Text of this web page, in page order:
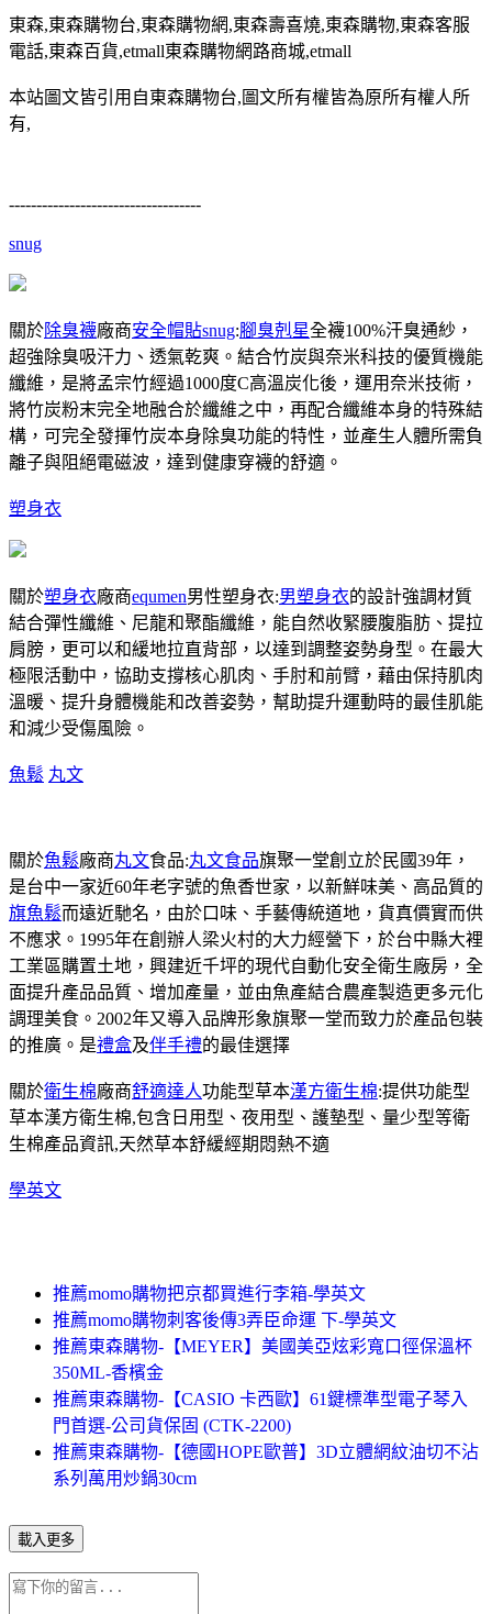
東森,東森購物台,東森購物網,東森壽喜燒,東森購物,東森客服
電話,東森百貨,etmall東森購物網路商城,etmall
本站圖文皆引用自東森購物台,圖文所有權皆為原所有權人所
有,
-----------------------------------
snug
關於除臭襪廠商安全帽貼snug:腳臭剋星全襪100%汗臭通紗，
超強除臭吸汗力、透氣乾爽。結合竹炭與奈米科技的優質機能
纖維，是將孟宗竹經過1000度C高溫炭化後，運用奈米技術，
將竹炭粉末完全地融合於纖維之中，再配合纖維本身的特殊結
構，可完全發揮竹炭本身除臭功能的特性，並產生人體所需負
離子與阻絕電磁波，達到健康穿襪的舒適。
塑身衣
關於塑身衣廠商equmen男性塑身衣:男塑身衣的設計強調材質
結合彈性纖維、尼龍和聚酯纖維，能自然收緊腰腹脂肪、提拉
肩膀，更可以和緩地拉直背部，以達到調整姿勢身型。在最大
極限活動中，協助支撐核心肌肉、手肘和前臂，藉由保持肌肉
溫暖、提升身體機能和改善姿勢，幫助提升運動時的最佳肌能
和減少受傷風險。
魚鬆 丸文
關於魚鬆廠商丸文食品:丸文食品旗聚一堂創立於民國39年，
是台中一家近60年老字號的魚香世家，以新鮮味美、高品質的
旗魚鬆而遠近馳名，由於口味、手藝傳統道地，貨真價實而供
不應求。1995年在創辦人梁火村的大力經營下，於台中縣大裡
工業區購置土地，興建近千坪的現代自動化安全衛生廠房，全
面提升產品品質、增加產量，並由魚產結合農產製造更多元化
調理美食。2002年又導入品牌形象旗聚一堂而致力於產品包裝
的推廣。是禮盒及伴手禮的最佳選擇
關於衛生棉廠商舒適達人功能型草本漢方衛生棉:提供功能型
草本漢方衛生棉,包含日用型、夜用型、護墊型、量少型等衛
生棉產品資訊,天然草本舒緩經期悶熱不適
學英文
推薦momo購物把京都買進行李箱-學英文
推薦momo購物刺客後傳3弄臣命運 下-學英文
推薦東森購物-【MEYER】美國美亞炫彩寬口徑保溫杯
350ML-香檳金
推薦東森購物-【CASIO 卡西歐】61鍵標準型電子琴入
門首選-公司貨保固 (CTK-2200)
推薦東森購物-【德國HOPE歐普】3D立體網紋油切不沾
系列萬用炒鍋30cm
載入更多